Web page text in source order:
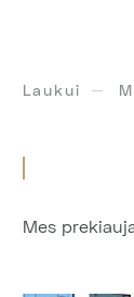
Laukui
Mes